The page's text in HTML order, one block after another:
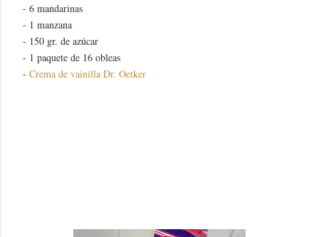
- 6 mandarinas
- 1 manzana
- 150 gr. de azúcar
- 1 paquete de 16 obleas
- Crema de vainilla Dr. Oetker